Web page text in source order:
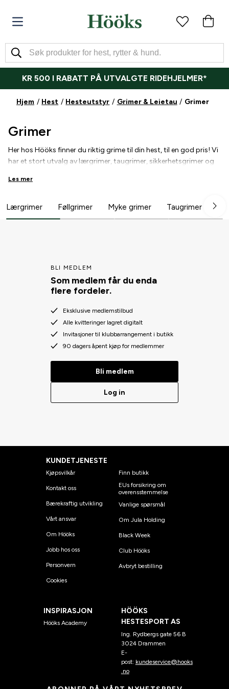
KR 500 I RABATT PÅ UTVALGTE RIDEHJELMER*
Hjem Hest Hesteutstyr Grimer & Leietau Grimer
Grimer
Her hos Hööks finner du riktig grime til din hest, til en god pris! Vi
har et stort utvalg av lærgrimer, taugrimer, sikkerhetsgrimer og
for å unngå at grimen gnager. Vi har også føllgrimer og
stilige leietau!
Les mer
Lærgrimer Føllgrimer Myke grimer Taugrimer
BLI MEDLEM
Som medlem får du enda
flere fordeler.
Eksklusive medlemstilbud
Alle kvitteringer lagret digitalt
Invitasjoner til klubbarrangement i butikk
90 dagers åpent kjøp for medlemmer
Bli medlem
Log in
KUNDETJENESTE
Kjøpsvilkår
Kontakt oss
Bærekraftig utvikling
Vårt ansvar
Om Hööks
Jobb hos oss
Personvern
Cookies
Finn butikk
EUs forsikring om
overensstemmelse
Vanlige spørsmål
Om Jula Holding
Black Week
Club Hööks
Avbryt bestilling
INSPIRASJON
Hööks Academy
HÖÖKS
HESTESPORT AS
Ing. Rydbergs gate 56 B
3024 Drammen
E-
post: kundeservice@hooks
.no